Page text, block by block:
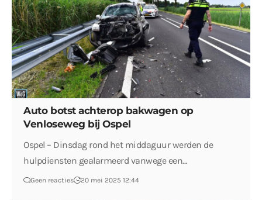
Auto botst achterop bakwagen op
Venloseweg bij Ospel
Ospel – Dinsdag rond het middaguur werden de
hulpdiensten gealarmeerd vanwege een…
Geen reacties 20 mei 2025 12:44